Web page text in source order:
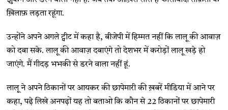
ख़िलाफ़ लड़ता रहूंगा.
उन्होंने अपने अगले ट्वीट में कहा है, बीजेपी में हिम्मत नहीं कि लालू की आवाज़
को दबा सके. लालू की आवाज़ दबाएंगे तो देशभर में करोड़ों लालू खड़े हो
जाएंगे. मैं गीदड़ भभकी से डरने वाला नहीं हूं.
लालू ने अपने ठिकानों पर आयकर की छापेमारी की ख़बरें मीडिया में आने पर
कहा, पढे़ लिखे अनपढ़ों यह तो बताओ कि कौन से 22 ठिकानों पर छापेमारी